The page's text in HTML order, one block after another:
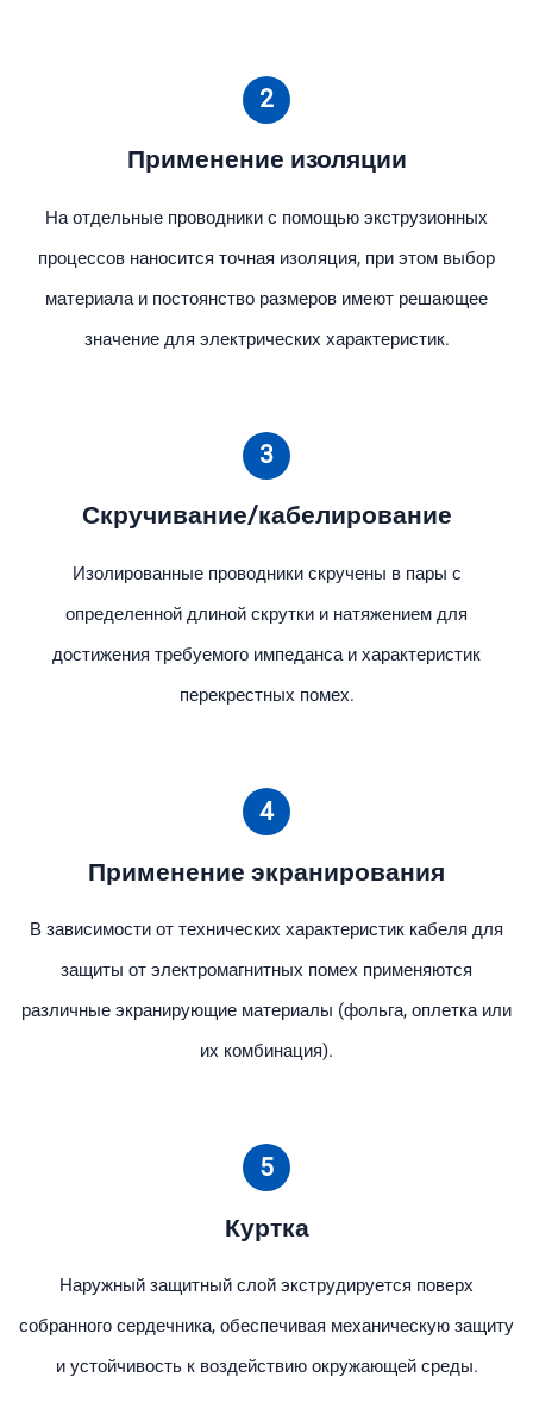
2
Применение изоляции
На отдельные проводники с помощью экструзионных
процессов наносится точная изоляция, при этом выбор
материала и постоянство размеров имеют решающее
значение для электрических характеристик.
3
Скручивание/кабелирование
Изолированные проводники скручены в пары с
определенной длиной скрутки и натяжением для
достижения требуемого импеданса и характеристик
перекрестных помех.
4
Применение экранирования
В зависимости от технических характеристик кабеля для
защиты от электромагнитных помех применяются
различные экранирующие материалы (фольга, оплетка или
их комбинация).
5
Куртка
Наружный защитный слой экструдируется поверх
собранного сердечника, обеспечивая механическую защиту
и устойчивость к воздействию окружающей среды.